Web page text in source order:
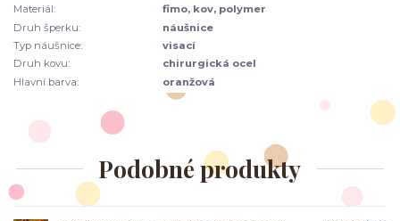
Materiál:
fimo, kov, polymer
Druh šperku:
náušnice
Typ náušnice:
visací
Druh kovu:
chirurgická ocel
Hlavní barva:
oranžová
Podobné produkty